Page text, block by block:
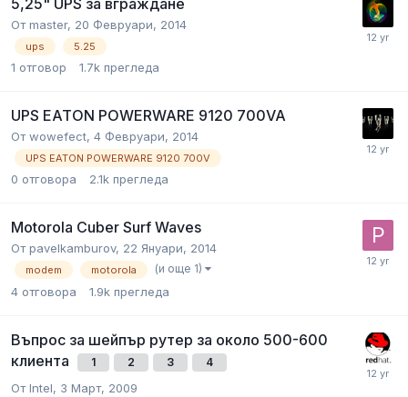
Отmaster, 20 Февруари, 2014
ups 5.25
1 отговор 1.7k прегледа
UPS EATON POWERWARE 9120 700VA
Отwowefect, 4 Февруари, 2014
UPS EATON POWERWARE 9120 700V
0 отговора 2.1k прегледа
Motorola Cuber Surf Waves
Отpavelkamburov, 22 Януари, 2014
modem motorola (и още 1)
4 отговора 1.9k прегледа
Въпрос за шейпър рутер за около 500-600
клиента
1 2 3 4
ОтIntel, 3 Март, 2009